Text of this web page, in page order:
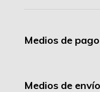
Medios de pago
Medios de envío